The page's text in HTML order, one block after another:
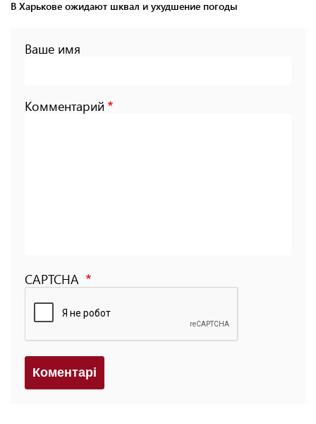
В Харькове ожидают шквал и ухудшение погоды
Ваше имя
Комментарий
CAPTCHA
Коментарi